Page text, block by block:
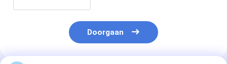
Doorgaan